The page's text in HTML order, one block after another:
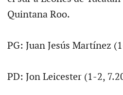
Quintana Roo.
PG: Juan Jesús Martínez
PD: Jon Leicester (1-2,